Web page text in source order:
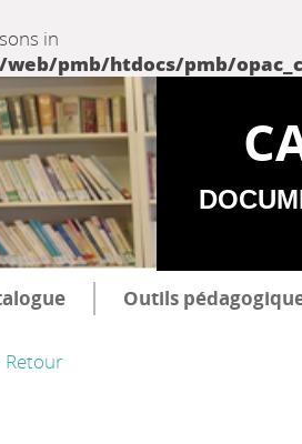
in
web/pmb/htdocs/pmb/
Outils
Retour